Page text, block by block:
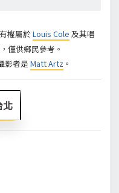
權屬於Louis Cole 及其唱
僅供鄉民參考。
影者是 Matt Artz 。
北